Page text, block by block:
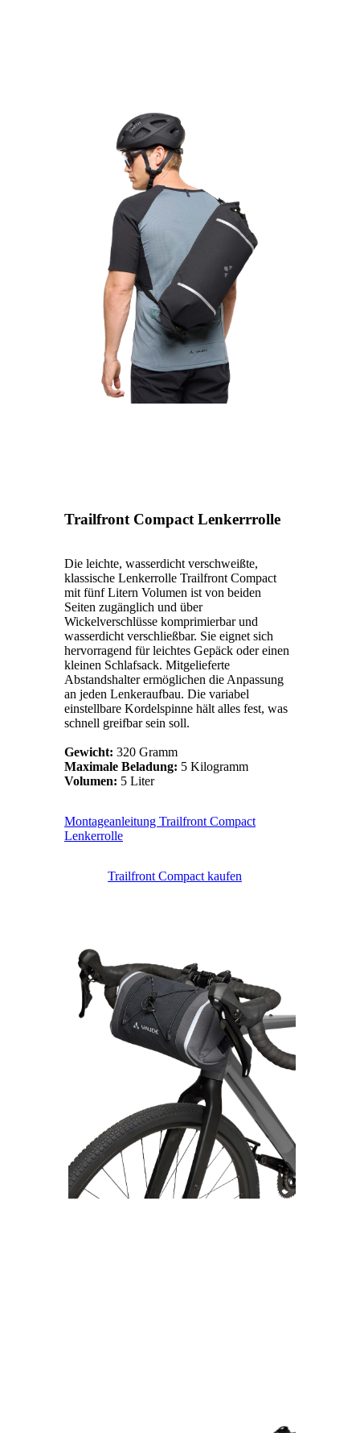
Trailfront Compact Lenkerrrolle
Die leichte, wasserdicht verschweißte,
klassische Lenkerrolle Trailfront Compact
mit fünf Litern Volumen ist von beiden
Seiten zugänglich und über
Wickelverschlüsse komprimierbar und
wasserdicht verschließbar. Sie eignet sich
hervorragend für leichtes Gepäck oder einen
kleinen Schlafsack. Mitgelieferte
Abstandshalter ermöglichen die Anpassung
an jeden Lenkeraufbau. Die variabel
einstellbare Kordelspinne hält alles fest, was
schnell greifbar sein soll.
Gewicht: 320 Gramm
Maximale Beladung: 5 Kilogramm
Volumen: 5 Liter
Montageanleitung Trailfront Compact
Lenkerrolle
Trailfront Compact kaufen